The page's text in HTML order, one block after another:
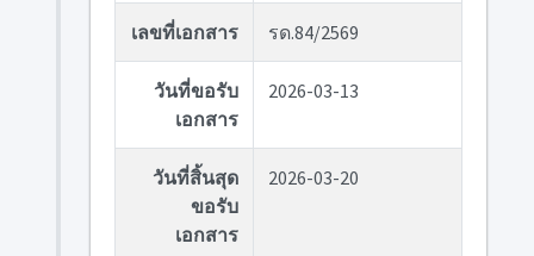
เลขที่เอกสาร รด.84/2569
วันที่ขอรับ
เอกสาร
2026-03-13
วันที่สิ้นสุด
ขอรับ
เอกสาร
2026-03-20